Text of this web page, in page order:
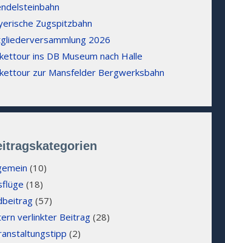
Zugspitzbahn
2026
ins DB Museum nach Halle
zur Mansfelder Bergwerksbahn
(10)
(18)
(57)
verlinkter Beitrag(28)
(2)